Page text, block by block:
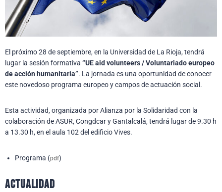
El próximo 28 de septiembre, en la Universidad de La Rioja, tendrá
lugar la sesión formativa “UE aid volunteers / Voluntariado europeo
de acción humanitaria”. La jornada es una oportunidad de conocer
este novedoso programa europeo y campos de actuación social.
Esta actividad, organizada por Alianza por la Solidaridad con la
colaboración de ASUR, Congdcar y Gantalcalá, tendrá lugar de 9.30 h
a 13.30 h, en el aula 102 del edificio Vives.
Programa (pdf)
actualidad